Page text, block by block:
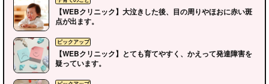
【WEBクリニック】大泣きした後、目の周りやほおに赤い斑
点が出ます。
【WEBクリニック】とても育てやすく、かえって発達障害を
疑っています。